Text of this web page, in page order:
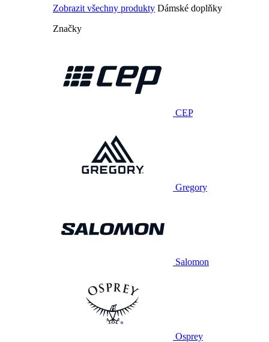
Zobrazit všechny produkty Dámské doplňky
Značky
CEP
Gregory
Salomon
Osprey